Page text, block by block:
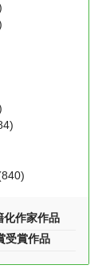
化作家作品
受賞作品